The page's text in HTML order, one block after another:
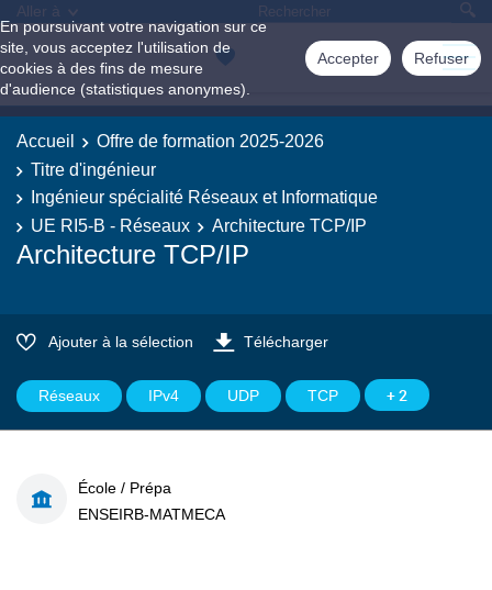
En poursuivant votre navigation sur ce
site, vous acceptez l'utilisation de
cookies à des fins de mesure
d'audience (statistiques anonymes).
Accepter Refuser
Aller à
Accueil
Offre de formation 2025-2026
Titre d'ingénieur
Ingénieur spécialité Réseaux et Informatique
UE RI5-B - Réseaux
Architecture TCP/IP
Architecture TCP/IP
Ajouter à la sélection Télécharger
Réseaux IPv4 UDP TCP + 2
École / Prépa
ENSEIRB-MATMECA